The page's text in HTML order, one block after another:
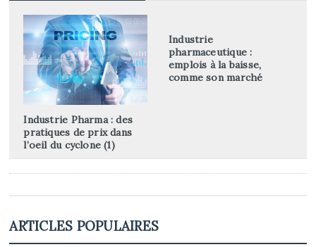
Industrie Pharma : des
pratiques de prix dans
l’oeil du cyclone (1)
Industrie
pharmaceutique :
emplois à la baisse,
comme son marché
ARTICLES POPULAIRES